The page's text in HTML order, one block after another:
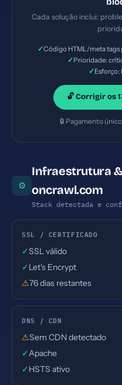
com 252 caracteres
Importante — Esforço:
Cada solução inclui:
✓Código HTML/meta tags
✓Prioridade:
✓
🔓 Corrigir os
🔒 Pagamento
⚙
Infraestrutura
oncrawl.com
Stack detectada e
SSL / CERTIFICADO
✓SSL válido
✓ Let's Encrypt
⚠76 dias restantes
DNS / CDN
⚠Sem CDN detectado
✓Apache
✓ HSTS ativo